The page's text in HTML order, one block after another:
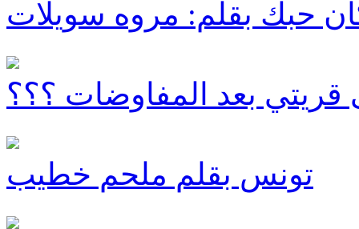
حبك بقلم: مروه سويلات
قريتي بعد المفاوضات ؟؟؟
تونس بقلم ملحم خطيب